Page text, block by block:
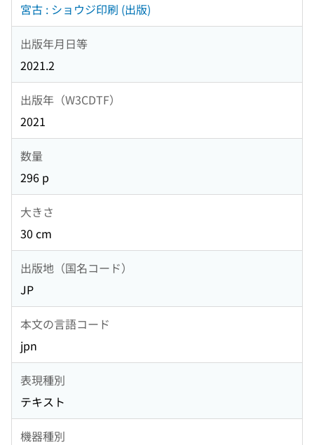
宮古 : ショウジ印刷 (出版)
出版年月日等
2021.2
出版年（W3CDTF）
2021
数量
296 p
大きさ
30 cm
出版地（国名コード）
JP
本文の言語コード
jpn
表現種別
テキスト
機器種別